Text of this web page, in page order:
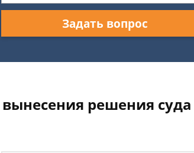
Задать вопрос
решения суда